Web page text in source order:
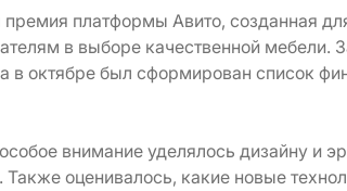
платформы Авито, созданная
в выборе качественной мебели.
в октябре был сформирован список
внимание уделялось дизайну и
Также оценивалось, какие новые